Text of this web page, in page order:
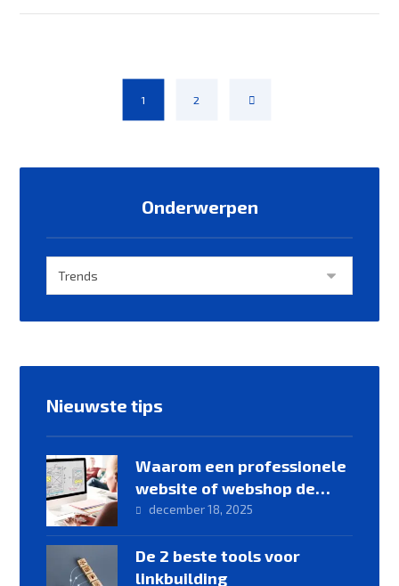
1 2
Onderwerpen
Nieuwste tips
Waarom een professionele
website of webshop de
basis vormt voor online
groei
december 18, 2025
De 2 beste tools voor
linkbuilding